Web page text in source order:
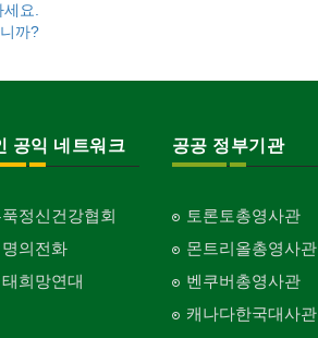
요.
까?
공익 네트워크
정신건강협회
의전화
희망연대
공공 정부기관
토론토총영사관
몬트리올총영사관
벤쿠버총영사관
캐나다한국대사관